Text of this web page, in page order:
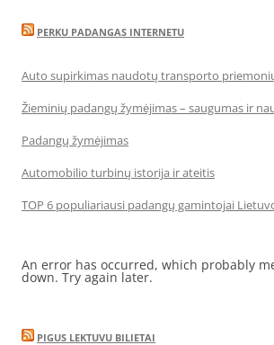
PERKU PADANGAS INTERNETU
Auto supirkimas naudotų transporto
Žieminių padangų žymėjimas – saugumas ir
Padangų žymėjimas
Automobilio turbinų istorija ir ateitis
TOP 6 populiariausi padangų gamintojai
An error has occurred, which probably
down. Try again later.
PIGUS LEKTUVU BILIETAI